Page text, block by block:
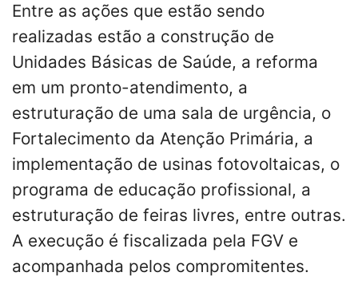
Entre as ações que estão sendo
realizadas estão a construção de
Unidades Básicas de Saúde, a reforma
em um pronto-atendimento, a
estruturação de uma sala de urgência, o
Fortalecimento da Atenção Primária, a
implementação de usinas fotovoltaicas, o
programa de educação profissional, a
estruturação de feiras livres, entre outras.
A execução é fiscalizada pela FGV e
acompanhada pelos compromitentes.